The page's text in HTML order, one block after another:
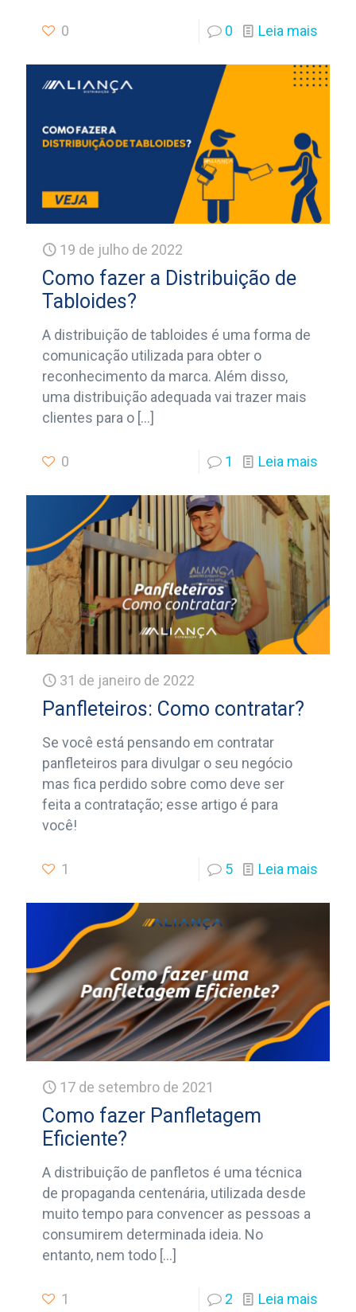
0 0 Leia mais
19 de julho de 2022
Como fazer a Distribuição de
Tabloides?
A distribuição de tabloides é uma forma de
comunicação utilizada para obter o
reconhecimento da marca. Além disso,
uma distribuição adequada vai trazer mais
clientes para o […]
0 1 Leia mais
31 de janeiro de 2022
Panfleteiros: Como contratar?
Se você está pensando em contratar
panfleteiros para divulgar o seu negócio
mas fica perdido sobre como deve ser
feita a contratação; esse artigo é para
você!
1 5 Leia mais
17 de setembro de 2021
Como fazer Panfletagem
Eficiente?
A distribuição de panfletos é uma técnica
de propaganda centenária, utilizada desde
muito tempo para convencer as pessoas a
consumirem determinada ideia. No
entanto, nem todo […]
1 2 Leia mais